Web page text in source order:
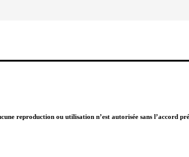
reproduction ou utilisation n’est autorisée sans l’accord